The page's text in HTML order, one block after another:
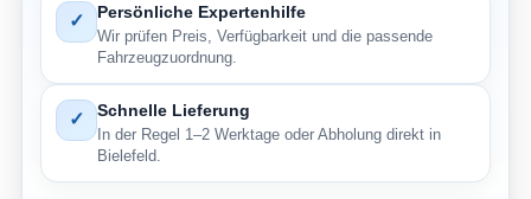
✓ Persönliche Expertenhilfe
Wir prüfen Preis, Verfügbarkeit und die passende
Fahrzeugzuordnung.
✓ Schnelle Lieferung
In der Regel 1–2 Werktage oder Abholung direkt in
Bielefeld.